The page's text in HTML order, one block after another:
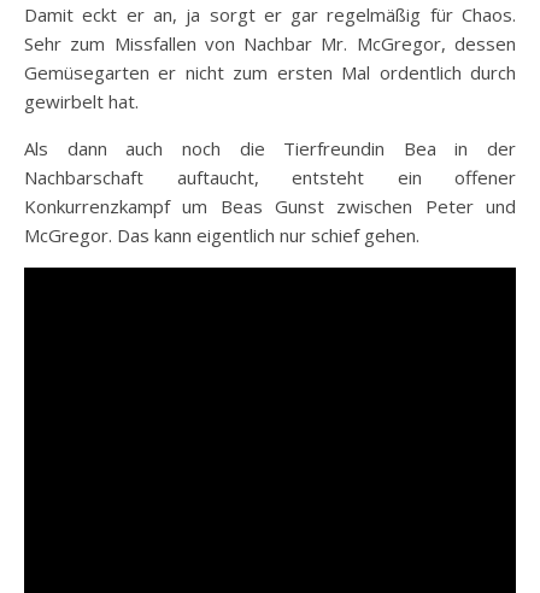
Damit eckt er an, ja sorgt er gar regelmäßig für Chaos.
Sehr zum Missfallen von Nachbar Mr. McGregor, dessen
Gemüsegarten er nicht zum ersten Mal ordentlich durch
gewirbelt hat.
Als dann auch noch die Tierfreundin Bea in der
Nachbarschaft auftaucht, entsteht ein offener
Konkurrenzkampf um Beas Gunst zwischen Peter und
McGregor. Das kann eigentlich nur schief gehen.